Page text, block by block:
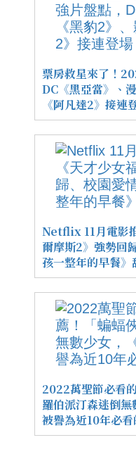
票房救星來了！
DC《黑亞當》、
《阿凡達2》接連
Netflix 11月電影
爾摩斯2》強勢回
孩一整年的早餐》
2022萬聖節必看
羅伯派汀森迷倒無
被譽為近10年必